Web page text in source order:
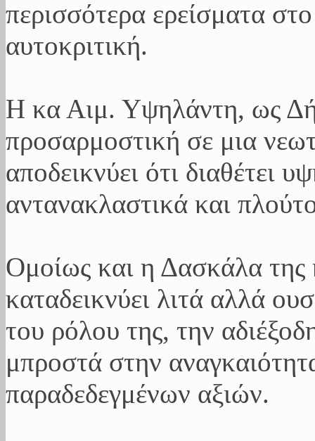
περισσότερα ερείσματα
αυτοκριτική.
Η κα Αιμ. Υψηλάντη, ως
προσαρμοστική σε μια
αποδεικνύει ότι διαθέτει
αντανακλαστικά και
Ομοίως και η Δασκάλα
καταδεικνύει λιτά αλλά
του ρόλου της, την
μπροστά στην
παραδεδεγμένων αξιών.